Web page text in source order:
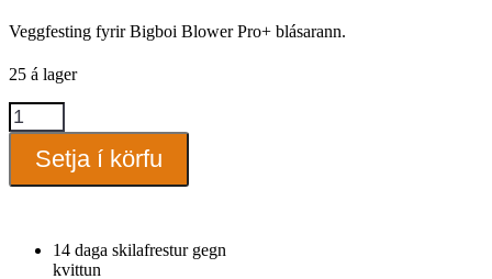
Veggfesting fyrir Bigboi Blower Pro+ blásarann.
25 á lager
Wall
mount
BLOWR
PRO+
Setja í körfu
14 daga skilafrestur gegn
kvittun